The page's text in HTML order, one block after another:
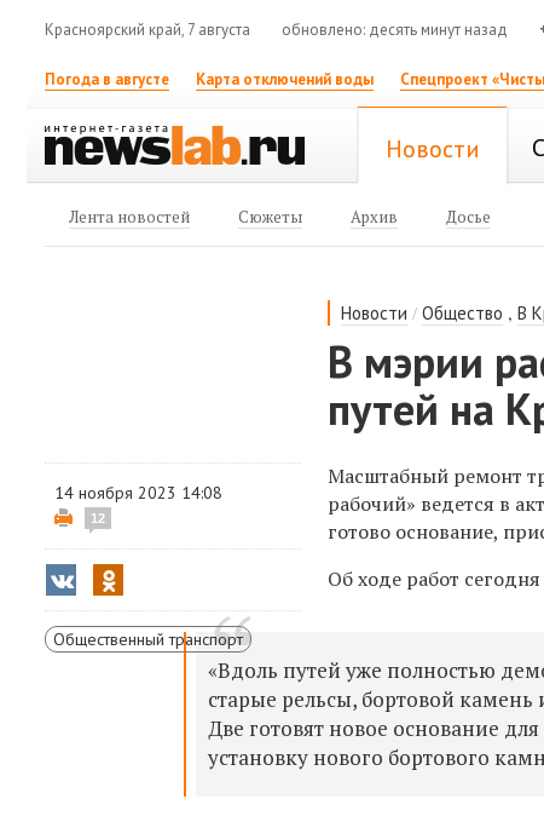
Красноярский край, 7 августа обновлено: десять минут назад
Погода в августе Карта отключений воды Спецпроект
Новости
Лента новостей Сюжеты Архив Досье
Новости /Общество ,В
В мэрии
путей на
14 ноября 2023 14:08
12
Общественный транспорт
Масштабный ремонт
рабочий» ведется в
готово основание,
Об ходе работ
«Вдоль путей уже полностью
старые рельсы, бортовой камень
Две готовят новое основание
установку нового бортового